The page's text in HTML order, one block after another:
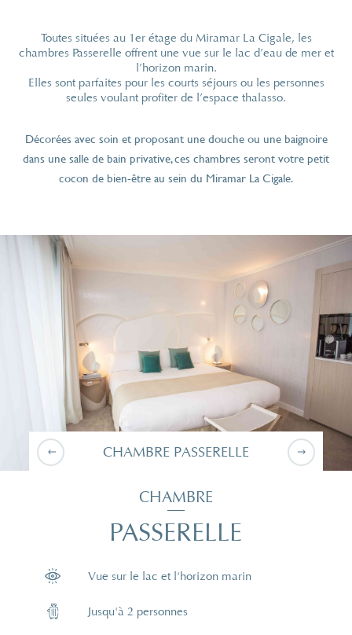
Toutes situées au 1er étage du Miramar La Cigale, les
chambres Passerelle offrent une vue sur le lac d’eau de mer et
l’horizon marin.
Elles sont parfaites pour les courts séjours ou les personnes
seules voulant profiter de l’espace thalasso.
Décorées avec soin et proposant une douche ou une baignoire
dans une salle de bain privative, ces chambres seront votre petit
cocon de bien-être au sein du Miramar La Cigale.
CHAMBRE
PASSERELLE
Vue sur le lac et l'horizon marin
Jusqu'à 2 personnes
CHAMBRE PASSERELLE